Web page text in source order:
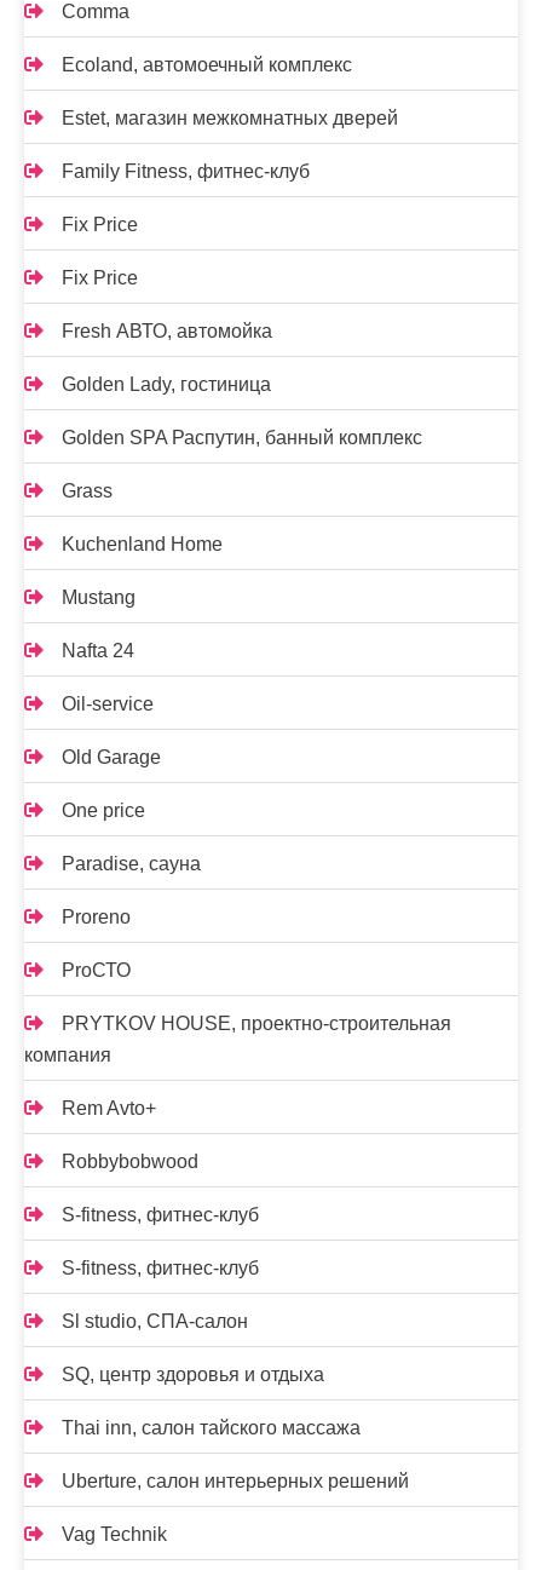
Comma
Ecoland, автомоечный комплекс
Estet, магазин межкомнатных дверей
Family Fitness, фитнес-клуб
Fix Price
Fix Price
Fresh АВТО, автомойка
Golden Lady, гостиница
Golden SPA Распутин, банный комплекс
Grass
Kuchenland Home
Mustang
Nafta 24
Oil-service
Old Garage
One price
Paradise, сауна
Proreno
ProСТО
PRYTKOV HOUSE, проектно-строительная
компания
Rem Avto+
Robbybobwood
S-fitness, фитнес-клуб
S-fitness, фитнес-клуб
Sl studio, СПА-салон
SQ, центр здоровья и отдыха
Thai inn, салон тайского массажа
Uberture, салон интерьерных решений
Vag Technik